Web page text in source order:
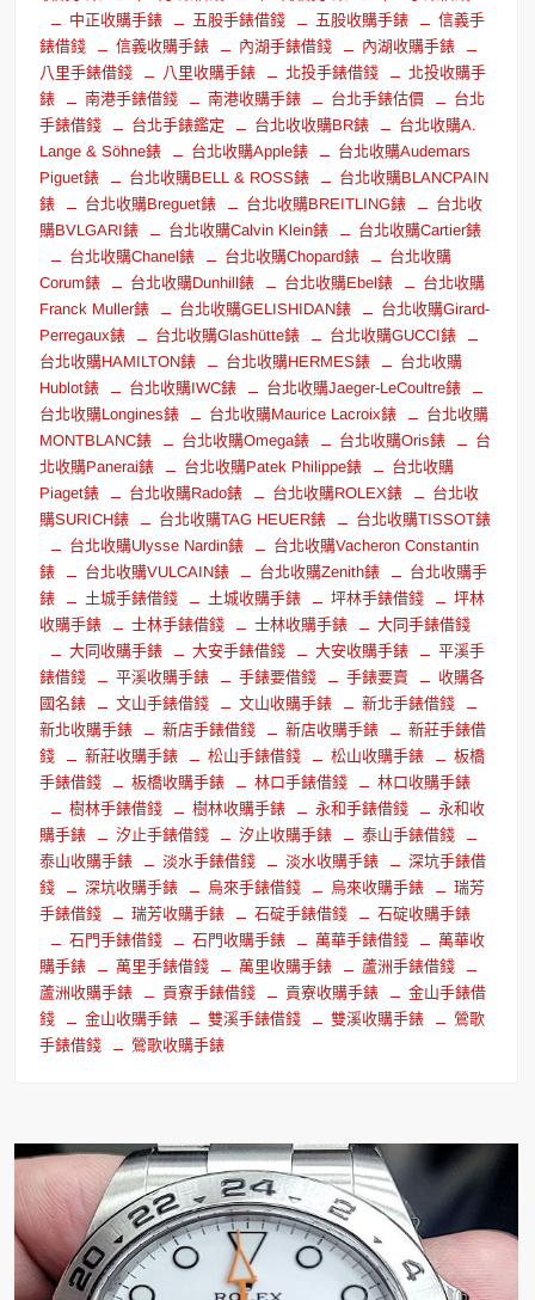
中正收購手錶
五股手錶借錢 五股收購手錶
信義手
錶借錢
信義收購手錶 內湖手錶借錢
內湖收購手錶
八里手錶借錢
八里收購手錶 北投手錶借錢
北投收購手
錶
南港手錶借錢 南港收購手錶 台北手錶估價
台北
手錶借錢
台北手錶鑑定 台北收收購BR錶
台北收購A.
Lange & Söhne錶
台北收購Apple錶
台北收購Audemars
Piguet錶
台北收購BELL & ROSS錶
台北收購BLANCPAIN
錶
台北收購Breguet錶 台北收購BREITLING錶
台北收
購BVLGARI錶
台北收購Calvin Klein錶
台北收購Cartier錶
台北收購Chanel錶
台北收購Chopard錶
台北收購
Corum錶
台北收購Dunhill錶 台北收購Ebel錶
台北收購
Franck Muller錶
台北收購GELISHIDAN錶
台北收購Girard-
Perregaux錶
台北收購Glashütte錶
台北收購GUCCI錶
台北收購HAMILTON錶
台北收購HERMES錶
台北收購
Hublot錶
台北收購IWC錶
台北收購Jaeger-LeCoultre錶
台北收購Longines錶
台北收購Maurice Lacroix錶
台北收購
MONTBLANC錶
台北收購Omega錶 台北收購Oris錶
台
北收購Panerai錶
台北收購Patek Philippe錶
台北收購
Piaget錶
台北收購Rado錶 台北收購ROLEX錶
台北收
購SURICH錶
台北收購TAG HEUER錶
台北收購TISSOT錶
台北收購Ulysse Nardin錶
台北收購Vacheron Constantin
錶
台北收購VULCAIN錶 台北收購Zenith錶
台北收購手
錶
土城手錶借錢 土城收購手錶 坪林手錶借錢
坪林
收購手錶
士林手錶借錢 士林收購手錶
大同手錶借錢
大同收購手錶
大安手錶借錢 大安收購手錶
平溪手
錶借錢
平溪收購手錶 手錶要借錢 手錶要賣
收購各
國名錶
文山手錶借錢 文山收購手錶
新北手錶借錢
新北收購手錶
新店手錶借錢 新店收購手錶
新莊手錶借
錢
新莊收購手錶 松山手錶借錢 松山收購手錶
板橋
手錶借錢
板橋收購手錶 林口手錶借錢
林口收購手錶
樹林手錶借錢
樹林收購手錶 永和手錶借錢
永和收
購手錶
汐止手錶借錢 汐止收購手錶
泰山手錶借錢
泰山收購手錶
淡水手錶借錢 淡水收購手錶
深坑手錶借
錢
深坑收購手錶 烏來手錶借錢 烏來收購手錶
瑞芳
手錶借錢
瑞芳收購手錶 石碇手錶借錢
石碇收購手錶
石門手錶借錢
石門收購手錶 萬華手錶借錢
萬華收
購手錶
萬里手錶借錢 萬里收購手錶
蘆洲手錶借錢
蘆洲收購手錶
貢寮手錶借錢 貢寮收購手錶
金山手錶借
錢
金山收購手錶 雙溪手錶借錢 雙溪收購手錶
鶯歌
手錶借錢
鶯歌收購手錶